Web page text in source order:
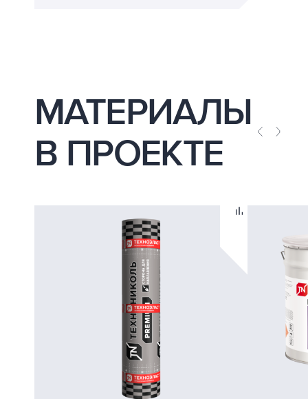
МАТЕРИАЛЫ
В ПРОЕКТЕ